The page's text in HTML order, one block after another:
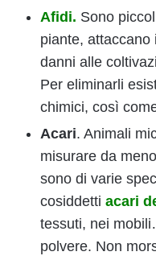
Afidi. Sono
piante, attaccano
danni alle
Per eliminarli
chimici, così
Acari. Animali
misurare da
sono di varie
cosiddetti acari
tessuti, nei
polvere. Non